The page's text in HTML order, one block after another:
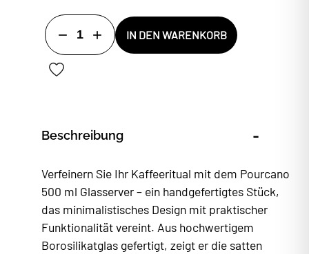
1 IN DEN WARENKORB
Beschreibung -
Verfeinern Sie Ihr Kaffeeritual mit dem Pourcano
500 ml Glasserver – ein handgefertigtes Stück,
das minimalistisches Design mit praktischer
Funktionalität vereint. Aus hochwertigem
Borosilikatglas gefertigt, zeigt er die satten